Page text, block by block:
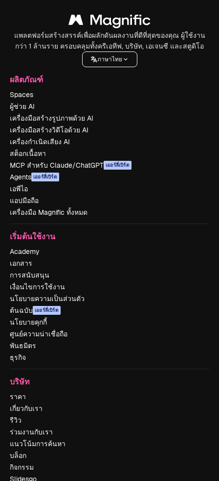
แพลตฟอร์มสร้างสรรค์เพื่อผลักดันผลงานที่ดีที่สุดของคุณ ผู้ใช้งาน
กว่า 1 ล้านราย ครอบคลุมทั้งครีเอทีฟ, บริษัท, เอเจนซี และสตูดิโอ
ภาษาไทย
ผลิตภัณฑ์
Spaces
ผู้ช่วย AI
เครื่องมือสร้างรูปภาพด้วย AI
เครื่องมือสร้างวิดีโอด้วย AI
เครื่องกำเนิดเสียง AI
สต็อกเนื้อหา
MCP สำหรับ Claude/ChatGPT เออร์ลี่เบิร์ด
Agents เออร์ลี่เบิร์ด
เอพีไอ
แอปมือถือ
เครื่องมือ Magnific ทั้งหมด
เริ่มต้นใช้งาน
Academy
เอกสาร
การสนับสนุน
เงื่อนไขการใช้งาน
นโยบายความเป็นส่วนตัว
ต้นฉบับ เออร์ลี่เบิร์ด
นโยบายคุกกี้
ศูนย์ความน่าเชื่อถือ
พันธมิตร
ธุรกิจ
บริษัท
ราคา
เกี่ยวกับเรา
รีวิว
ร่วมงานกับเรา
แนวโน้มการค้นหา
บล็อก
กิจกรรม
Slidesgo